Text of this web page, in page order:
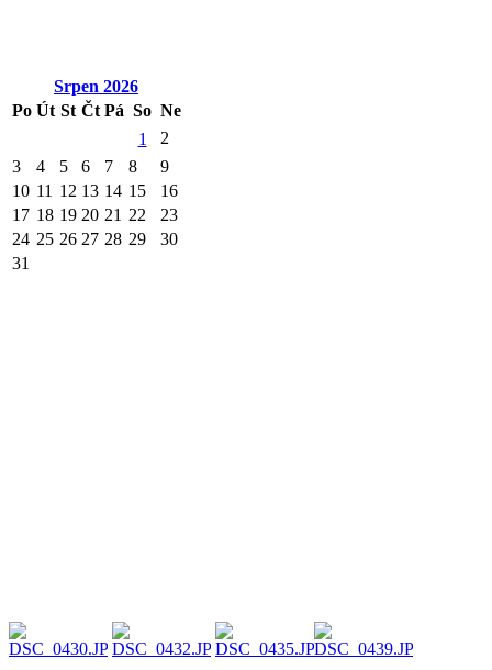
Srpen 2026
Po Út St Čt Pá So Ne
1
2
3
4 5 6 7 8
9
10 11 12 13 14 15
16
17 18 19 20 21 22
23
24 25 26 27 28 29
30
31